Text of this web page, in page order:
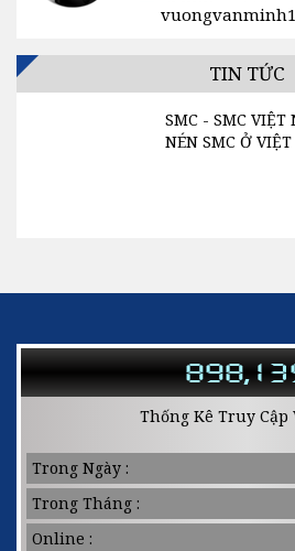
MÁY SẤY KHÍ
TIN TỨC
SMC - SMC
NÉN SMC Ở
Thống Kê Truy Cập
Trong Ngày :
Trong Tháng :
Online :